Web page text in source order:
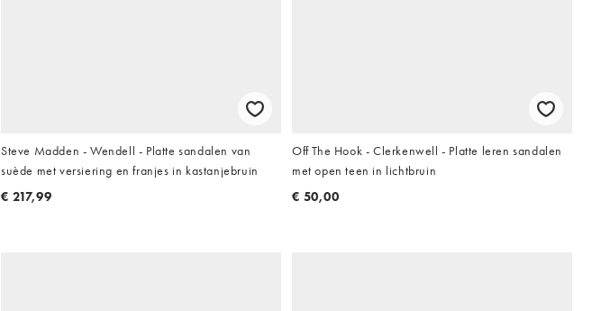
Steve Madden - Wendell - Platte sandalen van
suède met versiering en franjes in kastanjebruin
€ 217,99
Off The Hook - Clerkenwell - Platte leren sandalen
met open teen in lichtbruin
€ 50,00